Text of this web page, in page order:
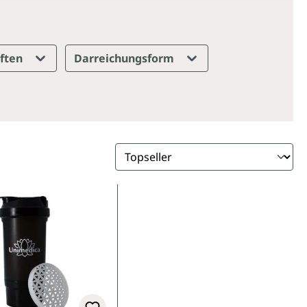
Darreichungsform